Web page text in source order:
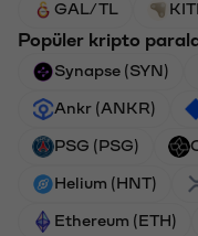
GAL/TL
Popüler kripto
Synapse (SYN)
Ankr (ANKR)
PSG (PSG)
Helium (HNT)
Ethereum (ETH)